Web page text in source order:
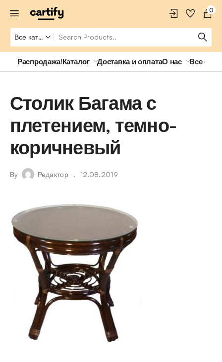
0
Распродажа!Каталог Доставка и оплатаО нас Все о
Столик Багама с
плетением, темно-
коричневый
By Редактор 12.08.2019